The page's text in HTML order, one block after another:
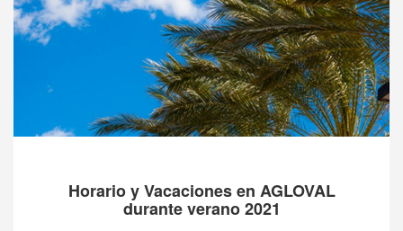
Horario y Vacaciones en AGLOVAL
durante verano 2021